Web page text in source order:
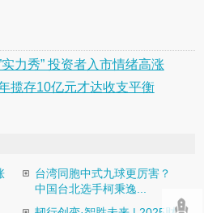
力秀” 投资者入市情绪高涨
揽存10亿元才达收支平衡
台湾同胞中式九球更厉害？
中国台北选手柯秉逸...